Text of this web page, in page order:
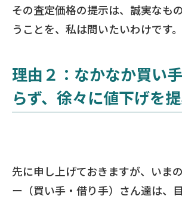
その査定価格の提示は、誠実なも
うことを、私は問いたいわけです。
理由２：なかなか買い
らず、徐々に値下げを
先に申し上げておきますが、いま
ー（買い手・借り手）さん達は、